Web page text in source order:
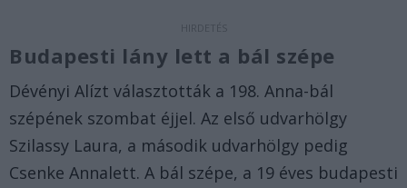
Budapesti lány lett a bál szépe
Dévényi Alízt választották a 198. Anna-bál
szépének szombat éjjel. Az első udvarhölgy
Szilassy Laura, a második udvarhölgy pedig
Csenke Annalett. A bál szépe, a 19 éves budapesti